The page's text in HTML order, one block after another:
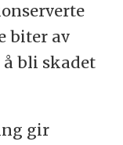
biter av
bli skadet
gir